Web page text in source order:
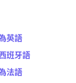
英語
班牙語
法語